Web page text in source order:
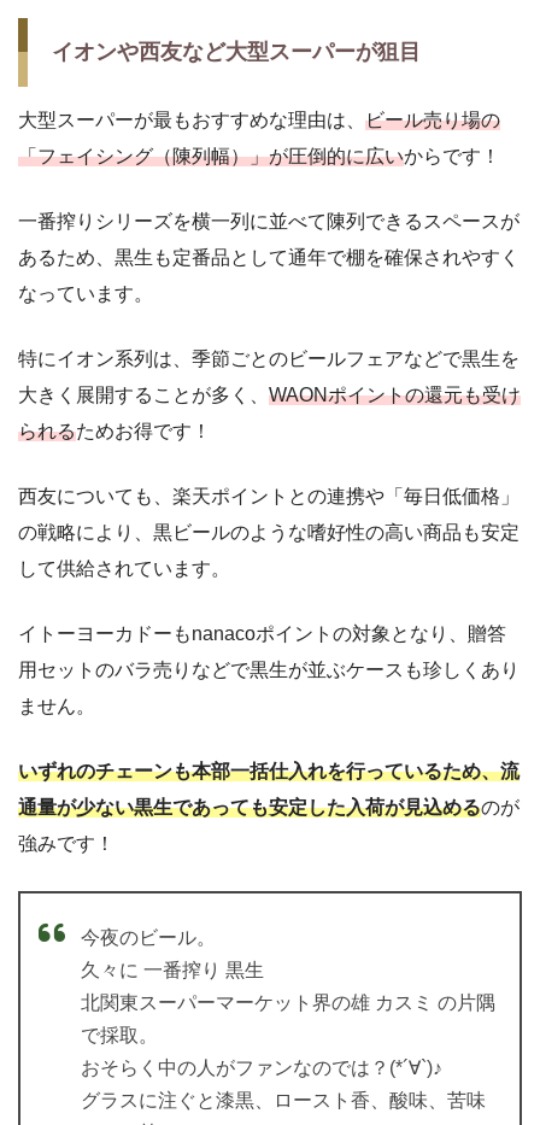
イオンや西友など大型スーパーが狙目
大型スーパーが最もおすすめな理由は、 ビール売り場の
「フェイシング（陳列幅）」が圧倒的に広いからです！
一番搾りシリーズを横一列に並べて陳列できるスペースが
あるため、黒生も定番品として通年で棚を確保されやすく
なっています。
特にイオン系列は、季節ごとのビールフェアなどで黒生を
大きく展開することが多く、 WAONポイントの還元も受け
られるためお得です！
西友についても、楽天ポイントとの連携や「毎日低価格」
の戦略により、黒ビールのような嗜好性の高い商品も安定
して供給されています。
イトーヨーカドーもnanacoポイントの対象となり、贈答
用セットのバラ売りなどで黒生が並ぶケースも珍しくあり
ません。
いずれのチェーンも本部一括仕入れを行っているため、流
通量が少ない黒生であっても安定した入荷が見込めるのが
強みです！
今夜のビール。
久々に 一番搾り 黒生
北関東スーパーマーケット界の雄 カスミ の片隅
で採取。
おそらく中の人がファンなのでは？(*´∀`)♪
グラスに注ぐと漆黒、ロースト香、酸味、苦味